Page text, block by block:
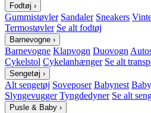
Fodtøj ›
Gummistøvler Sandaler Sneakers
Termostøvler Se alt fodtøj
Barnevogne ›
Barnevogne Klapvogn Duovogn
Cykelstol Cykelanhænger Se alt
Sengetøj ›
Alt sengetøj Soveposer Babynest
Slyngevugger Tyngdedyner Se alt
Pusle & Baby ›